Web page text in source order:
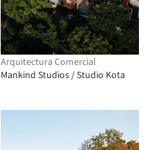
Arquitectura Comercial
Mankind Studios / Studio Kota